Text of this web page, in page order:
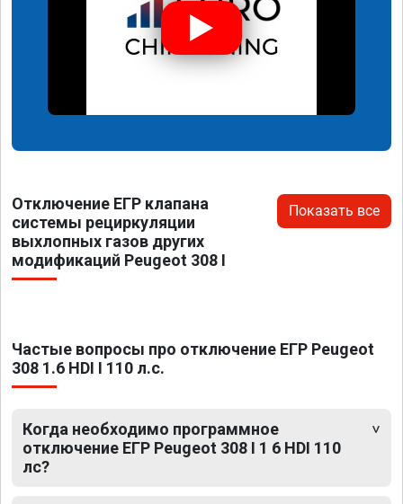
Отключение ЕГР клапана
системы рециркуляции
выхлопных газов других
модификаций Peugeot 308 I
Показать все
Частые вопросы про отключение ЕГР Peugeot
308 1.6 HDI I 110 л.с.
Когда необходимо программное
отключение ЕГР Peugeot 308 I 1 6 HDI 110
лс?